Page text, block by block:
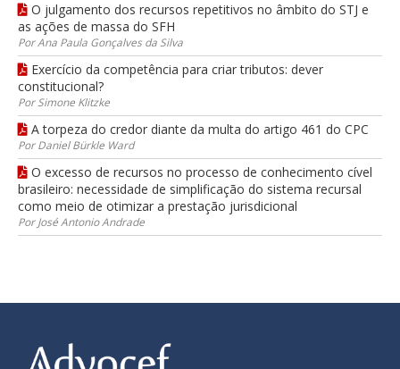
O julgamento dos recursos repetitivos no âmbito do STJ e
as ações de massa do SFH
Por Ana Paula Gonçalves da Silva
Exercício da competência para criar tributos: dever
constitucional?
Por Simone Klitzke
A torpeza do credor diante da multa do artigo 461 do CPC
Por Daniel Bürkle Ward
O excesso de recursos no processo de conhecimento cível
brasileiro: necessidade de simplificação do sistema recursal
como meio de otimizar a prestação jurisdicional
Por José Antonio Andrade